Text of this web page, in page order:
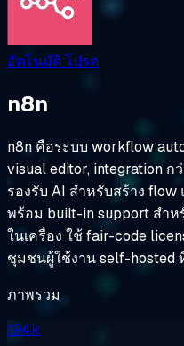
อัตโนมัติโปรด
n8n
n8n คือระบบ workflow
visual editor, integration ก
รองรับ AI สำหรับสร้าง
พร้อม built-in support สำห
ในเครื่อง ใช้ fair-code
ชุมชนผู้ใช้งาน self-hosted
ภาพรวม
194k